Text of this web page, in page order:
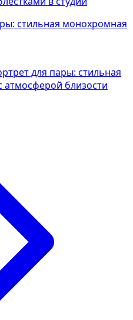
для пары: стильная
атмосферой близости